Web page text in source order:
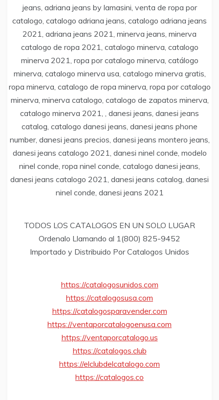
jeans, adriana jeans by lamasini, venta de ropa por
catalogo, catalogo adriana jeans, catalogo adriana jeans
2021, adriana jeans 2021, minerva jeans, minerva
catalogo de ropa 2021, catalogo minerva, catalogo
minerva 2021, ropa por catalogo minerva, catálogo
minerva, catalogo minerva usa, catalogo minerva gratis,
ropa minerva, catalogo de ropa minerva, ropa por catalogo
minerva, minerva catalogo, catalogo de zapatos minerva,
catalogo minerva 2021, , danesi jeans, danesi jeans
catalog, catalogo danesi jeans, danesi jeans phone
number, danesi jeans precios, danesi jeans montero jeans,
danesi jeans catalogo 2021, danesi ninel conde, modelo
ninel conde, ropa ninel conde, catalogo danesi jeans,
danesi jeans catalogo 2021, danesi jeans catalog, danesi
ninel conde, danesi jeans 2021
TODOS LOS CATALOGOS EN UN SOLO LUGAR
Ordenalo Llamando al 1(800) 825-9452
Importado y Distribuido Por Catalogos Unidos
https://catalogosunidos.com
https://catalogosusa.com
https://catalogosparavender.com
https://ventaporcatalogoenusa.com
https://ventaporcatalogo.us
https://catalogos.club
https://elclubdelcatalogo.com
https://catalogos.co